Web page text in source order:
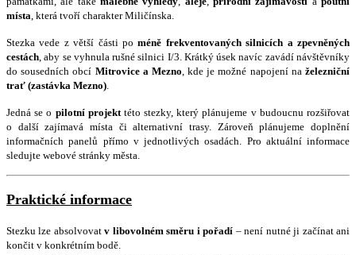
místa , která tvoří charakter Miličínska.
Stezka vede z větší části poméně frekventovaných silnicích a zpevněných
cestách , aby se vyhnula rušné silnici I/3. Krátký úsek navíc zavádí návštěvníky
do sousedních obcí Mitrovice a Mezno , kde je možné napojení naželezniční
trať (zastávka Mezno)
Jedná se o pilotní projekt této stezky, který plánujeme v budoucnu rozšiřovat
o další zajímavá místa či alternativní trasy. Zároveň plánujeme doplnění
informačních panelů přímo v jednotlivých osadách. Pro aktuální informace
sledujte webové stránky města.
Praktické informace
Stezku lze absolvovatv libovolném směru i pořadí – není nutné ji začínat ani
končit v konkrétním bodě.